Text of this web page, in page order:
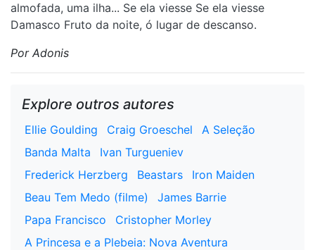
almofada, uma ilha... Se ela viesse Se ela viesse
Damasco Fruto da noite, ó lugar de descanso.
Por Adonis
Explore outros autores
Ellie Goulding Craig Groeschel
A Seleção
Banda Malta
Ivan Turgueniev
Frederick Herzberg
Beastars
Iron Maiden
Beau Tem Medo (filme)
James Barrie
Papa Francisco
Cristopher Morley
A Princesa e a Plebeia: Nova Aventura